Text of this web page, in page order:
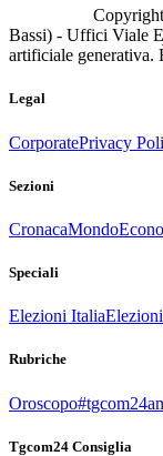
Bassi) - Uffici Viale
artificiale generativa.
Legal
CorporatePrivacy
Sezioni
CronacaMondo
Speciali
Elezioni Italia
Rubriche
Oroscopo
Tgcom24 Consiglia